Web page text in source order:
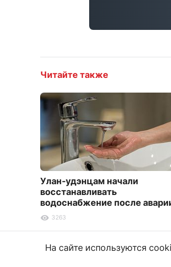
Читайте также
Улан-удэнцам начали
восстанавливать
водоснабжение после
3263
На сайте используются